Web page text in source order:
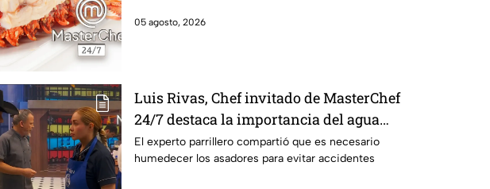
05 agosto, 2026
Luis Rivas, Chef invitado de MasterChef
24/7 destaca la importancia del agua
para la preparación de cualquier asado
El experto parrillero compartió que es necesario
humedecer los asadores para evitar accidentes